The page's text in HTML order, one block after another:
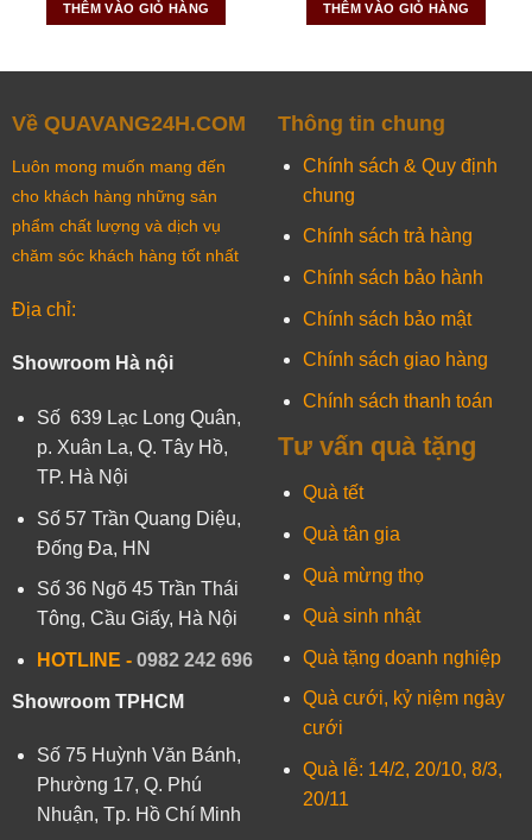
THÊM VÀO GIỎ HÀNG THÊM VÀO GIỎ HÀNG
Về QUAVANG24H.COM
Luôn mong muốn mang đến
cho khách hàng những sản
phẩm chất lượng và dịch vụ
chăm sóc khách hàng tốt nhất
Địa chỉ:
Showroom Hà nội
Số 639 Lạc Long Quân,
p. Xuân La, Q. Tây Hồ,
TP. Hà Nội
Số 57 Trần Quang Diệu,
Đống Đa, HN
Số 36 Ngõ 45 Trần Thái
Tông, Cầu Giấy, Hà Nội
HOTLINE - 0982 242 696
Showroom TPHCM
Số 75 Huỳnh Văn Bánh,
Phường 17, Q. Phú
Nhuận, Tp. Hồ Chí Minh
Thông tin chung
Chính sách & Quy định
chung
Chính sách trả hàng
Chính sách bảo hành
Chính sách bảo mật
Chính sách giao hàng
Chính sách thanh toán
Tư vấn quà tặng
Quà tết
Quà tân gia
Quà mừng thọ
Quà sinh nhật
Quà tặng doanh nghiệp
Quà cưới, kỷ niệm ngày
cưới
Quà lễ: 14/2, 20/10, 8/3,
20/11